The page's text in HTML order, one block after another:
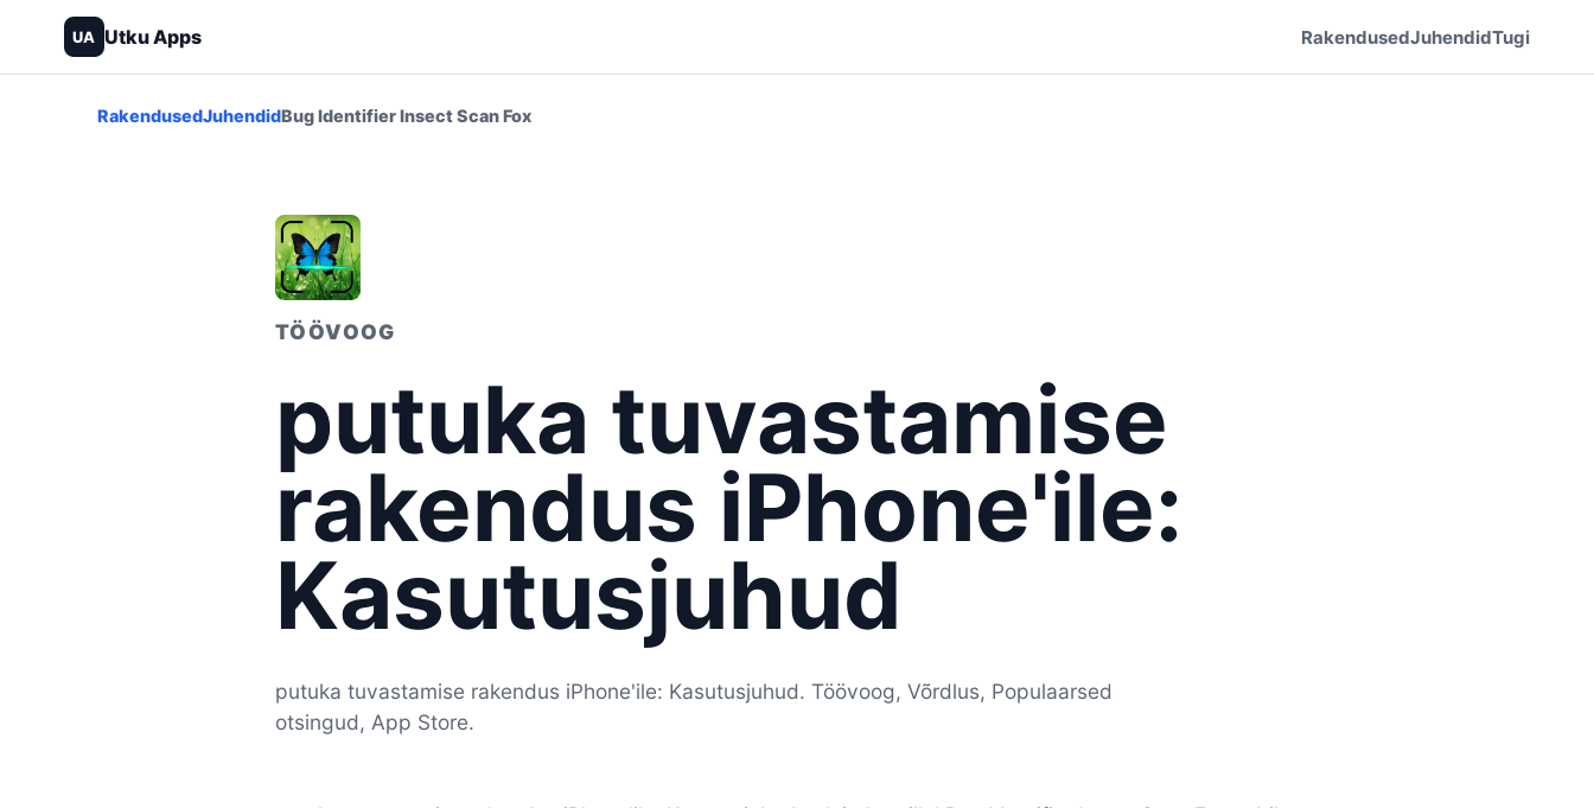
UA Utku Apps RakendusedJuhendidTugi
RakendusedJuhendidBug Identifier Insect Scan Fox
TÖÖVOOG
putuka tuvastamise
rakendus iPhone'ile:
Kasutusjuhud
putuka tuvastamise rakendus iPhone'ile: Kasutusjuhud. Töövoog, Võrdlus, Populaarsed
otsingud, App Store.